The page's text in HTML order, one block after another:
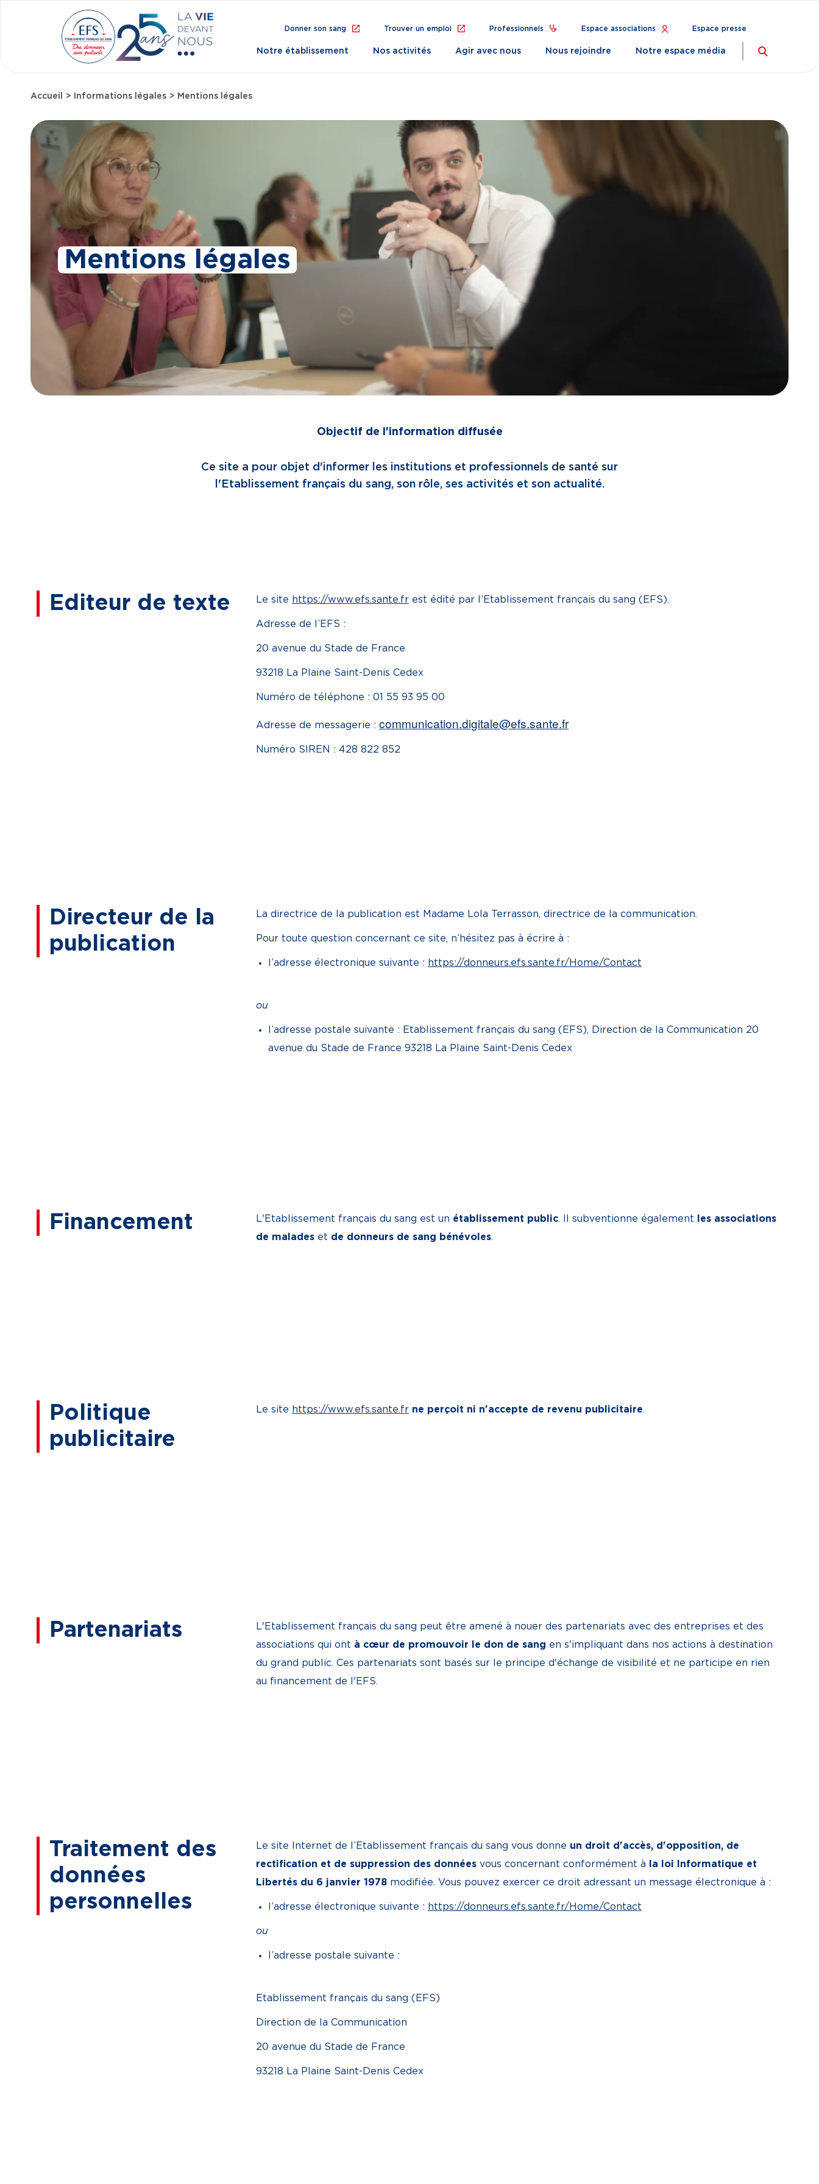
Donner son sang Trouver un emploi Professionnels Espace associations Espace presse
Notre établissement Nos activités Agir avec nous Nous rejoindre Notre espace média
Fil d'Ariane
Accueil Informations légales Mentions légales
Mentions légales
Objectif de l'information diffusée
Ce site a pour objet d'informer les institutions et professionnels de santé sur
l'Etablissement français du sang, son rôle, ses activités et son actualité.
Editeur de texte Le site https://www.efs.sante.fr est édité par l’Etablissement français du sang (EFS).
Adresse de l’EFS :
20 avenue du Stade de France
93218 La Plaine Saint-Denis Cedex
Numéro de téléphone : 01 55 93 95 00
Adresse de messagerie : communication.digitale@efs.sante.fr
Numéro SIREN : 428 822 852
Directeur de la
publication
La directrice de la publication est Madame Lola Terrasson, directrice de la communication.
Pour toute question concernant ce site, n’hésitez pas à écrire à :
l’adresse électronique suivante : https://donneurs.efs.sante.fr/Home/Contact
ou
l’adresse postale suivante : Etablissement français du sang (EFS), Direction de la Communication 20
avenue du Stade de France 93218 La Plaine Saint-Denis Cedex
Financement L'Etablissement français du sang est un établissement public. Il subventionne également
les associations
de malades et de donneurs de sang bénévoles.
Politique
publicitaire
Le site https://www.efs.sante.fr ne perçoit ni n'accepte de revenu publicitaire.
Partenariats
L'Etablissement français du sang peut être amené à nouer des partenariats avec des entreprises et des
associations qui ont à cœur de promouvoir le don de sang en s'impliquant dans nos actions à destination
du grand public. Ces partenariats sont basés sur le principe d'échange de visibilité et ne participe en rien
au financement de l'EFS.
Traitement des
données
personnelles
Le site Internet de l’Etablissement français du sang vous donne un droit d'accès, d'opposition, de
rectification et de suppression des données vous concernant conformément à la
loi Informatique et
Libertés du 6 janvier 1978 modifiée. Vous pouvez exercer ce droit adressant un message électronique à :
l’adresse électronique suivante : https://donneurs.efs.sante.fr/Home/Contact
ou
l’adresse postale suivante :
Etablissement français du sang (EFS)
Direction de la Communication
20 avenue du Stade de France
93218 La Plaine Saint-Denis Cedex